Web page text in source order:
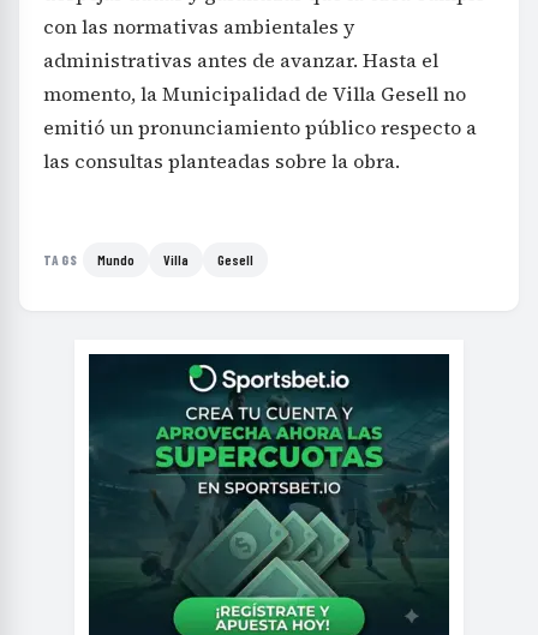
con las normativas ambientales y
administrativas antes de avanzar. Hasta el
momento, la Municipalidad de Villa Gesell no
emitió un pronunciamiento público respecto a
las consultas planteadas sobre la obra.
TAGS Mundo Villa Gesell